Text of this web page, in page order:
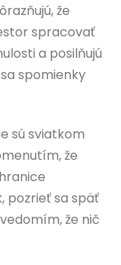
že
spracovať
a posilňujú
spomienky
sú sviatkom
že
pozrieť sa späť
že nič